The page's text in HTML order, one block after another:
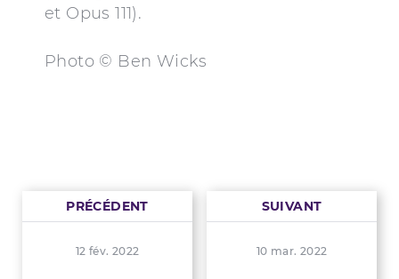
et Opus 111).
Photo © Ben Wicks
PRÉCÉDENT
12 fév. 2022
SUIVANT
10 mar. 2022